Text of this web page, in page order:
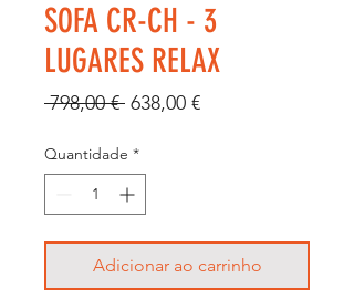
SOFA CR-CH - 3
LUGARES RELAX
798,00 € Preço
638,00 €Preço
Quantidade *
Adicionar ao carrinho